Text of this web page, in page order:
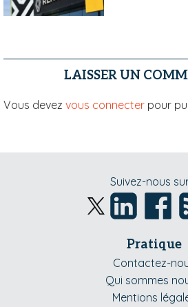
LAISSER UN
Vous devez vous connecter pour
Suivez-nous
Pratique
Contactez-
Qui sommes
Mentions